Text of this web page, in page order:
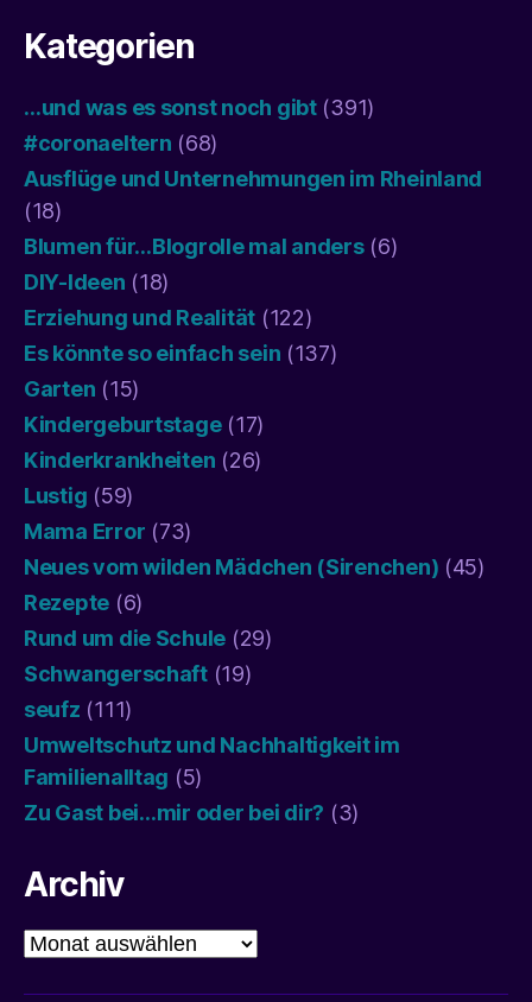
Kategorien
…und was es sonst noch gibt(391)
#coronaeltern (68)
Ausflüge und Unternehmungen im Rheinland
(18)
Blumen für…Blogrolle mal anders(6)
DIY-Ideen (18)
Erziehung und Realität (122)
Es könnte so einfach sein (137)
Garten (15)
Kindergeburtstage(17)
Kinderkrankheiten (26)
Lustig (59)
Mama Error (73)
Neues vom wilden Mädchen (Sirenchen) (45)
Rezepte (6)
Rund um die Schule (29)
Schwangerschaft(19)
seufz (111)
Umweltschutz und Nachhaltigkeit im
Familienalltag (5)
Zu Gast bei…mir oder bei dir? (3)
Archiv
Archiv